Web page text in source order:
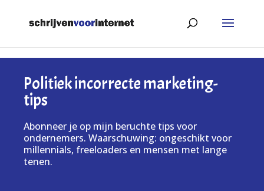
Politiek incorrecte marketing-
tips
Abonneer je op mijn beruchte tips voor
ondernemers. Waarschuwing: ongeschikt voor
millennials, freeloaders en mensen met lange
tenen.